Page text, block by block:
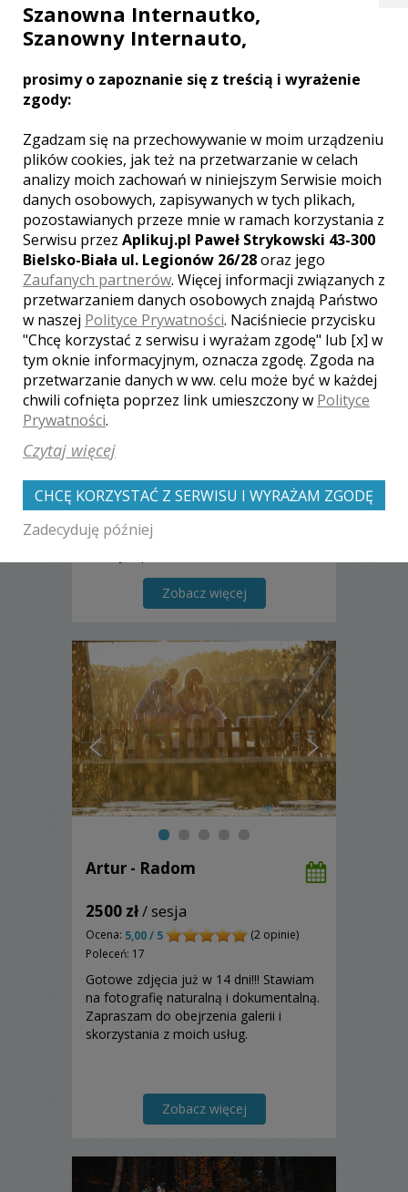
dniu. Fotografie ślubne są najcenniejszą
pamiątką na długie lata.
Zobacz więcej
Daniel - Piaseczno
1900 zł/ sesja
Ocena:
Nazywam się Daniel. Fotografią
zajmuję się od kilku lat. Nie ingeruję w
wydarzenia, a jedynie staram się je
sposób powstaje prawdziwy, pełen
Zobacz więcej
Artur - Radom
2500 zł/ sesja
Ocena: 5,00 / 5
(2 opinie)
Poleceń: 17
Gotowe zdjęcia już w 14 dni!!! Stawiam
na fotografię naturalną i dokumentalną.
Zapraszam do obejrzenia galerii i
skorzystania z moich usług.
Zobacz więcej
Szanowna Internautko,
Szanowny Internauto,
prosimy o zapoznanie się z treścią i wyrażenie
zgody:
Zgadzam się na przechowywanie w moim urządzeniu
plików cookies, jak też na przetwarzanie w celach
analizy moich zachowań w niniejszym Serwisie moich
danych osobowych, zapisywanych w tych plikach,
pozostawianych przeze mnie w ramach korzystania z
Serwisu przez Aplikuj.pl Paweł Strykowski 43-300
Bielsko-Biała ul. Legionów 26/28oraz jego
Zaufanych partnerów. Więcej informacji związanych z
przetwarzaniem danych osobowych znajdą Państwo
w naszej Polityce Prywatności. Naciśniecie przycisku
"Chcę korzystać z serwisu i wyrażam zgodę" lub [x] w
tym oknie informacyjnym, oznacza zgodę. Zgoda na
przetwarzanie danych w ww. celu może być w każdej
chwili cofnięta poprzez link umieszczony w Polityce
Prywatności.
Czytaj więcej
CHCĘ KORZYSTAĆ Z SERWISU I WYRAŻAM ZGODĘ
Zadecyduję później